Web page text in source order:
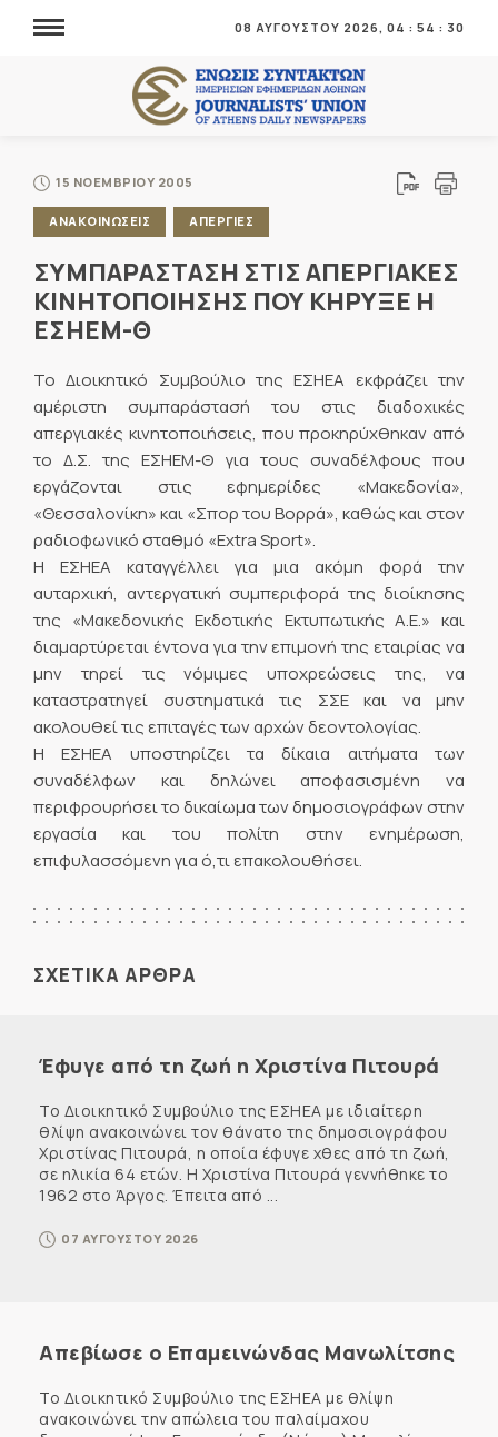
08 ΑΥΓΟΥΣΤΟΥ 2026, 04 : 54 : 31
15 ΝΟΕΜΒΡΙΟΥ 2005
ΑΝΑΚΟΙΝΩΣΕΙΣ ΑΠΕΡΓΙΕΣ
ΣΥΜΠΑΡΑΣΤΑΣΗ ΣΤΙΣ ΑΠΕΡΓΙΑΚΕΣ
ΚΙΝΗΤΟΠΟΙΗΣΗΣ ΠΟΥ ΚΗΡΥΞΕ Η
ΕΣΗΕΜ-Θ
Το Διοικητικό Συμβούλιο της ΕΣΗΕΑ εκφράζει την
αμέριστη συμπαράστασή του στις διαδοχικές
απεργιακές κινητοποιήσεις, που προκηρύχθηκαν από
το Δ.Σ. της ΕΣΗΕΜ-Θ για τους συναδέλφους που
εργάζονται στις εφημερίδες «Μακεδονία»,
«Θεσσαλονίκη» και «Σπορ του Βορρά», καθώς και στον
ραδιοφωνικό σταθμό «Extra Sport».
Η ΕΣΗΕΑ καταγγέλλει για μια ακόμη φορά την
αυταρχική, αντεργατική συμπεριφορά της διοίκησης
της «Μακεδονικής Εκδοτικής Εκτυπωτικής Α.Ε.» και
διαμαρτύρεται έντονα για την επιμονή της εταιρίας να
μην τηρεί τις νόμιμες υποχρεώσεις της, να
καταστρατηγεί συστηματικά τις ΣΣΕ και να μην
ακολουθεί τις επιταγές των αρχών δεοντολογίας.
Η ΕΣΗΕΑ υποστηρίζει τα δίκαια αιτήματα των
συναδέλφων και δηλώνει αποφασισμένη να
περιφρουρήσει το δικαίωμα των δημοσιογράφων στην
εργασία και του πολίτη στην ενημέρωση,
επιφυλασσόμενη για ό,τι επακολουθήσει.
ΣΧΕΤΙΚΑ ΑΡΘΡΑ
Έφυγε από τη ζωή η Χριστίνα Πιτουρά
Το Διοικητικό Συμβούλιο της ΕΣΗΕΑ με ιδιαίτερη
θλίψη ανακοινώνει τον θάνατο της δημοσιογράφου
Χριστίνας Πιτουρά, η οποία έφυγε χθες από τη ζωή,
σε ηλικία 64 ετών. Η Χριστίνα Πιτουρά γεννήθηκε το
1962 στο Άργος. Έπειτα από ...
07 ΑΥΓΟΥΣΤΟΥ 2026
Απεβίωσε ο Επαμεινώνδας Μανωλίτσης
Το Διοικητικό Συμβούλιο της ΕΣΗΕΑ με θλίψη
ανακοινώνει την απώλεια του παλαίμαχου